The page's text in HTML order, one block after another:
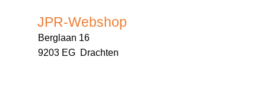
JPR-Webshop
Berglaan 16
9203 EG Drachten